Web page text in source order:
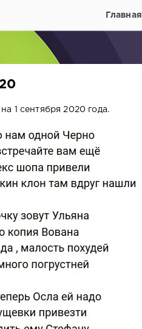
Главная
1 сентября 2020 года.